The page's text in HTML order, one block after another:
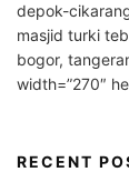
depok-
masjid turki
bogor,
width=”270″
RECENT